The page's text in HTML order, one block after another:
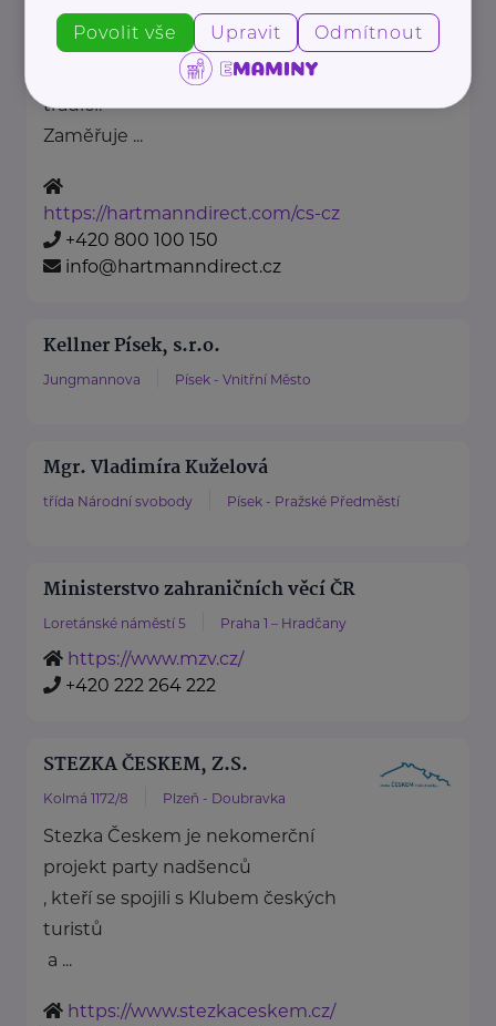
HARTMANN je odborník na
zdravotnické pomůcky a
hygienická řešení s dlouholetou
tradicí.
Zaměřuje ...
https://hartmanndirect.com/cs-cz
+420 800 100 150
info@hartmanndirect.cz
Kellner Písek, s.r.o.
Jungmannova Písek - Vnitřní Město
Mgr. Vladimíra Kuželová
třída Národní svobody Písek - Pražské Předměstí
Ministerstvo zahraničních věcí ČR
Loretánské náměstí 5 Praha 1 – Hradčany
https://www.mzv.cz/
+420 222 264 222
STEZKA ČESKEM, Z.S.
Kolmá 1172/8 Plzeň - Doubravka
Stezka Českem je nekomerční
projekt party nadšenců
, kteří se spojili s Klubem českých
turistů
a ...
https://www.stezkaceskem.cz/
Povolit vše Upravit Odmítnout